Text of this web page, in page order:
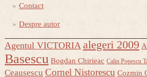
Contact
Despre autor
Agentul VICTORIA alegeri 2009
Basescu Bogdan Chirieac Calin Popescu
Ceausescu Cornel Nistorescu Cozmin